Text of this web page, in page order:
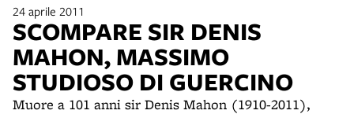
24 aprile 2011
SCOMPARE SIR DENIS
MAHON, MASSIMO
STUDIOSO DI GUERCINO
Muore a 101 anni sir Denis Mahon (1910-2011),